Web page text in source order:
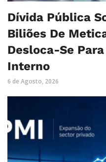
Dívida Pública
Biliões De
Desloca-Se
Interno
6 de Agosto, 2026